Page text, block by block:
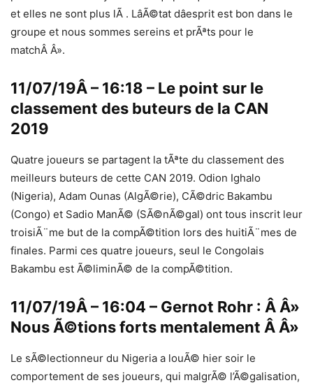
et elles ne sont plus lÃ . LâÃ©tat dâesprit est bon dans le
groupe et nous sommes sereins et prÃªts pour le
matchÂ Â».
11/07/19Â – 16:18 – Le point sur le
classement des buteurs de la CAN
2019
Quatre joueurs se partagent la tÃªte du classement des
meilleurs buteurs de cette CAN 2019. Odion Ighalo
(Nigeria), Adam Ounas (AlgÃ©rie), CÃ©dric Bakambu
(Congo) et Sadio ManÃ© (SÃ©nÃ©gal) ont tous inscrit leur
troisiÃ¨me but de la compÃ©tition lors des huitiÃ¨mes de
finales. Parmi ces quatre joueurs, seul le Congolais
Bakambu est Ã©liminÃ© de la compÃ©tition.
11/07/19Â – 16:04 – Gernot Rohr : Â Â»
Nous Ã©tions forts mentalement Â Â»
Le sÃ©lectionneur du Nigeria a louÃ© hier soir le
comportement de ses joueurs, qui malgrÃ© l’Ã©galisation,